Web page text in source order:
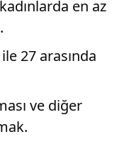
en az
27 arasında
ve diğer